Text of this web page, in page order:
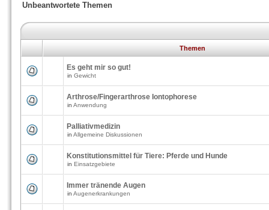
Unbeantwortete Themen
Themen
Es geht mir so gut!
in Gewicht
Arthrose/Fingerarthrose Iontophorese
in Anwendung
Palliativmedizin
in Allgemeine Diskussionen
Konstitutionsmittel für Tiere: Pferde und Hunde
in Einsatzgebiete
Immer tränende Augen
in Augenerkrankungen